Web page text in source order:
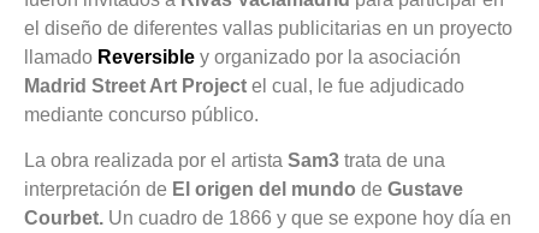
Mes
Música
el diseño de diferentes vallas publicitarias en un proyecto
llamado Reversible y organizado por la asociación
Madrid Street Art Project el cual, le fue adjudicado
mediante concurso público.
La obra realizada por el artista Sam3 trata de una
interpretación de El origen del mundo de Gustave
Courbet. Un cuadro de 1866 y que se expone hoy día en